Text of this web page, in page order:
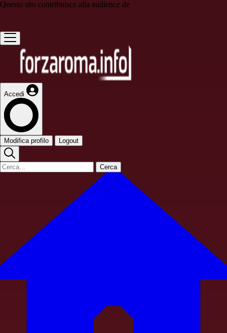
Questo sito contribuisce alla audience de
Accedi
Modifica profilo Logout
Cerca